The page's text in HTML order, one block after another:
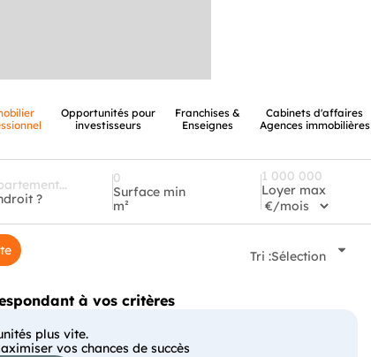
Opportunités pour
investisseurs
Franchises &
Enseignes
Cabinets d'affaires
Agences immobilières
?
Surface min
m²
Loyer max
Tri :Sélection
à vos critères
plus vite.
vos chances de succès